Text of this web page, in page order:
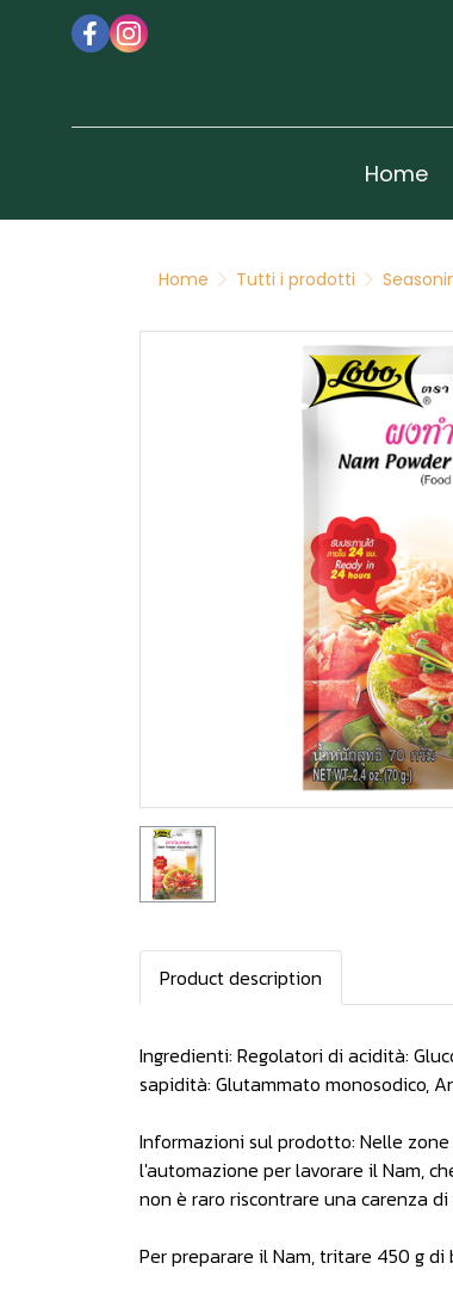
Home
Home Tutti i prodotti
Product description
Ingredienti: Regolatori di acidità:
sapidità: Glutammato monosodico,
Informazioni sul prodotto: Nelle
l'automazione per lavorare il Nam,
non è raro riscontrare una carenza
Per preparare il Nam, tritare 450 g